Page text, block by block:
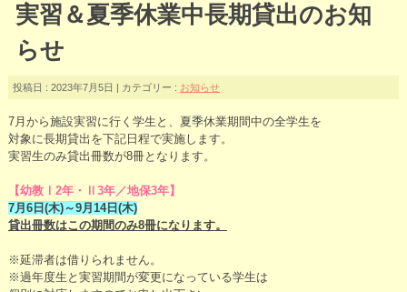
実習＆夏季休業中長期貸出のお知
らせ
投稿日 : 2023年7月5日 | カテゴリー : お知らせ
7月から施設実習に行く学生と、夏季休業期間中の全学生を
対象に長期貸出を下記日程で実施します。
実習生のみ貸出冊数が8冊となります。
【幼教Ⅰ2年・Ⅱ3年／地保3年】
7月6日(木)～9月14日(木)
貸出冊数はこの期間のみ8冊になります。
※延滞者は借りられません。
※過年度生と実習期間が変更になっている学生は